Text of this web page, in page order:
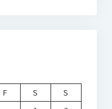
F S
S